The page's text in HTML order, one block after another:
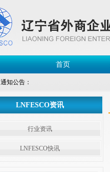
首页
通知公告：
LNFESCO资讯
行业资讯
LNFESCO快讯